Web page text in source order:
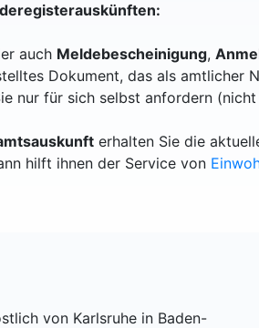
auch Meldebescheinigung,
Dokument, das als amtlicher
nur für sich selbst anfordern
erhalten Sie die
hilft ihnen der Service von
von Karlsruhe in Baden-